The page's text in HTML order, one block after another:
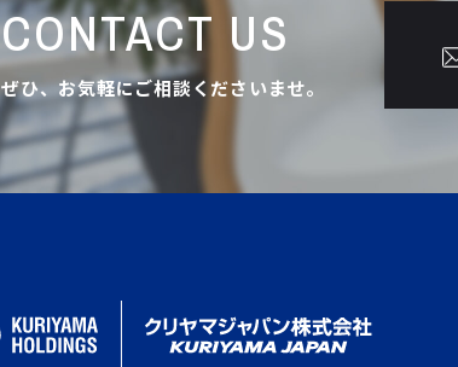
CONTACT US
ぜひ、お気軽にご相談くださいませ。